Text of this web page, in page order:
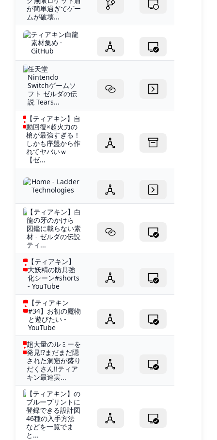
が簡単過ぎてゲー
ムが破壊...
ティアキン白龍
素材集め ·
GitHub
任天堂
Nintendo
Switchゲームソ
フト ゼルダの伝
説 Tears...
【ティアキン】自
動回復×超火力の
槍が最強すぎる！
しかも序盤から作
れてヤバいｗ
【ゼ...
Home - Ladder
Technologies
【ティアキン】白
龍の牙のかけら
図鑑に載らない素
材 - ゼルダの伝説
ティ...
【ティアキン】
大妖精の防具強
化シーン#shorts
- YouTube
【ティアキン
#34】お初の魔物
と遊びたい -
YouTube
超大量のルミーを
発見!?まだまだ隠
された洞窟が盛り
だくさん!!ティア
キン最速実...
【ティアキン】の
ブループリントに
登録できる設計図
46種の入手方法
などを一覧でま
と...